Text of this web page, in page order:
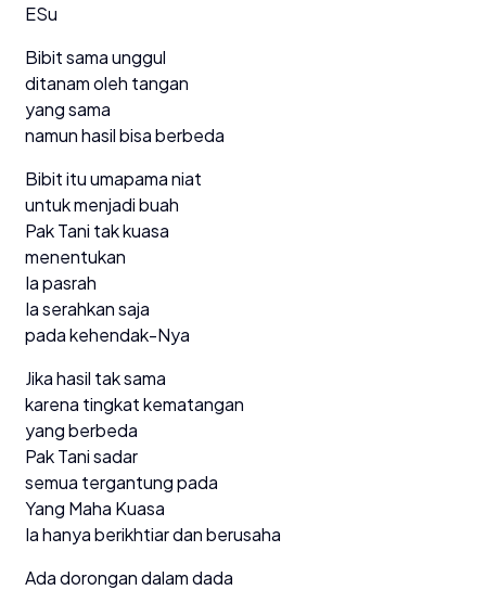
ESu
Bibit sama unggul
ditanam oleh tangan
yang sama
namun hasil bisa berbeda
Bibit itu umapama niat
untuk menjadi buah
Pak Tani tak kuasa
menentukan
Ia pasrah
Ia serahkan saja
pada kehendak-Nya
Jika hasil tak sama
karena tingkat kematangan
yang berbeda
Pak Tani sadar
semua tergantung pada
Yang Maha Kuasa
Ia hanya berikhtiar dan berusaha
Ada dorongan dalam dada